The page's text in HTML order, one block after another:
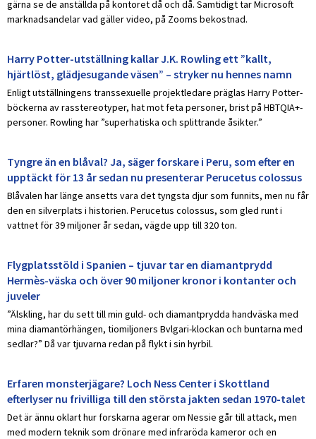
gärna se de anställda på kontoret då och då. Samtidigt tar Microsoft
marknadsandelar vad gäller video, på Zooms bekostnad.
Harry Potter-utställning kallar J.K. Rowling ett ”kallt,
hjärtlöst, glädjesugande väsen” – stryker nu hennes namn
Enligt utställningens transsexuelle projektledare präglas Harry Potter-
böckerna av rasstereotyper, hat mot feta personer, brist på HBTQIA+-
personer. Rowling har ”superhatiska och splittrande åsikter.”
Tyngre än en blåval? Ja, säger forskare i Peru, som efter en
upptäckt för 13 år sedan nu presenterar Perucetus colossus
Blåvalen har länge ansetts vara det tyngsta djur som funnits, men nu får
den en silverplats i historien. Perucetus colossus, som gled runt i
vattnet för 39 miljoner år sedan, vägde upp till 320 ton.
Flygplatsstöld i Spanien – tjuvar tar en diamantprydd
Hermès-väska och över 90 miljoner kronor i kontanter och
juveler
”Älskling, har du sett till min guld- och diamantprydda handväska med
mina diamantörhängen, tiomiljoners Bvlgari-klockan och buntarna med
sedlar?” Då var tjuvarna redan på flykt i sin hyrbil.
Erfaren monsterjägare? Loch Ness Center i Skottland
efterlyser nu frivilliga till den största jakten sedan 1970-talet
Det är ännu oklart hur forskarna agerar om Nessie går till attack, men
med modern teknik som drönare med infraröda kameror och en